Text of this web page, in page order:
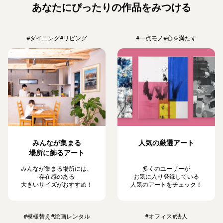
あなたにぴったりの作品をみつける
#ダイニング#リビング
みんなが集まる
場所に飾るアート
みんなが集まる場所には、
存在感のある
大きいサイズがおすすめ！
#一点モノ#心を満たす
人気の厳選アート
多くのユーザーが
お気に入り登録している
人気のアートをチェック！
#模様替え #絵画レンタル #オフィス#法人